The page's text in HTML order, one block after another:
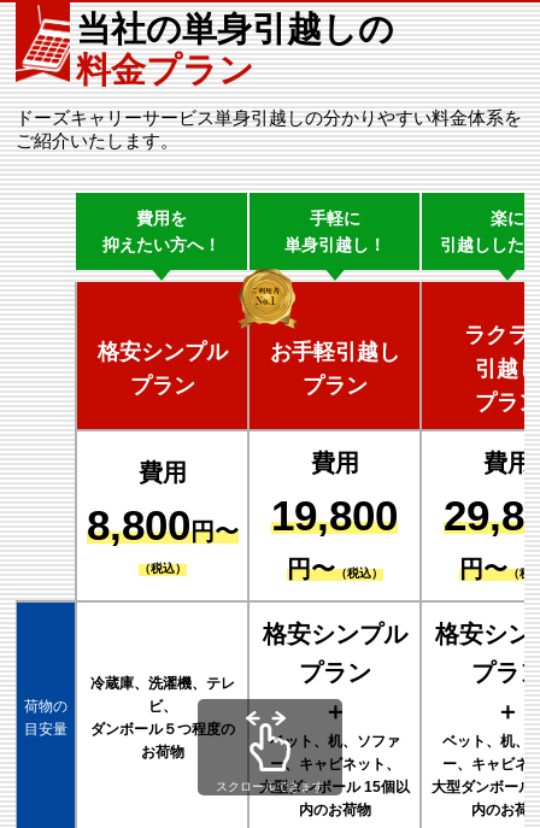
当社の単身引越しの
料金プラン
ドーズキャリーサービス単身引越しの分かりやすい料金体系を
ご紹介いたします。
費用を
抑えたい方へ！
手軽に
単身引越し！
楽に
引越しした
格安シンプル
プラン
お手軽引越し
プラン
ラクラ
引越し
プラン
費用
8,800円〜
（税込）
費用
19,800
円〜（税込）
費用
円〜（税
荷物の
目安量
冷蔵庫、洗濯機、テレ
ビ、
ダンボール５つ程度の
お荷物
格安シンプル
プラン
＋
ベット、机、ソファ
ー、キャビネット、
大型ダンボール 15個以
内のお荷物
格安シン
プラ
＋
ベット、机、
ー、キャビネ
大型ダンボール
内のお荷
スクロールできます